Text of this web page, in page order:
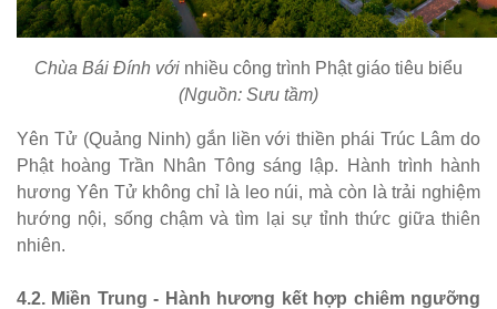
Chùa Bái Đính với nhiều công trình Phật giáo tiêu biểu
(Nguồn: Sưu tầm)
Yên Tử (Quảng Ninh) gắn liền với thiền phái Trúc Lâm do
Phật hoàng Trần Nhân Tông sáng lập. Hành trình hành
hương Yên Tử không chỉ là leo núi, mà còn là trải nghiệm
hướng nội, sống chậm và tìm lại sự tỉnh thức giữa thiên
nhiên.
4.2. Miền Trung - Hành hương kết hợp chiêm ngưỡng